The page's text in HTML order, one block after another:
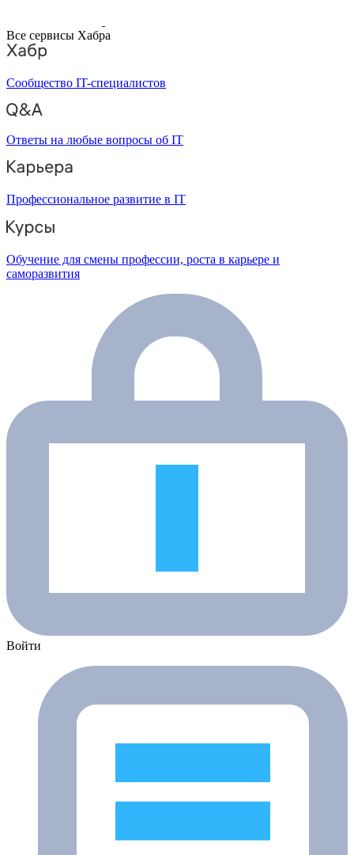
Все сервисы Хабра
Сообщество IT-специалистов
Ответы на любые вопросы об IT
Профессиональное развитие в IT
Обучение для смены профессии, роста в карьере и
саморазвития
Войти